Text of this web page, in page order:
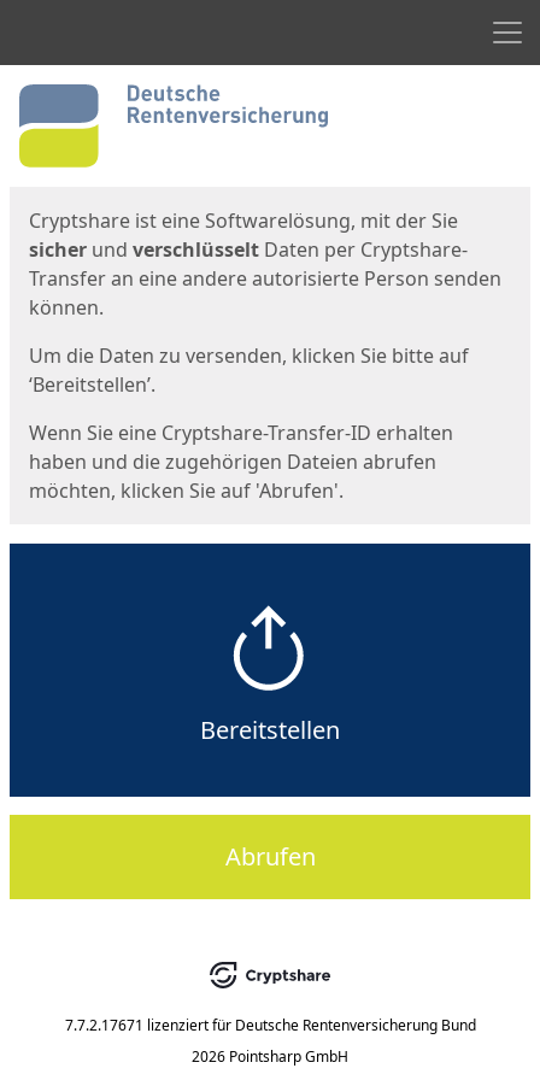
Start
Cryptshare ist eine Softwarelösung, mit der Sie
sicher und verschlüsselt Daten per Cryptshare-
Transfer an eine andere autorisierte Person senden
können.
Um die Daten zu versenden, klicken Sie bitte auf
‘Bereitstellen’.
Wenn Sie eine Cryptshare-Transfer-ID erhalten
haben und die zugehörigen Dateien abrufen
möchten, klicken Sie auf 'Abrufen'.
Bereitstellen
Abrufen
7.7.2.17671 lizenziert für Deutsche Rentenversicherung Bund
2026 Pointsharp GmbH